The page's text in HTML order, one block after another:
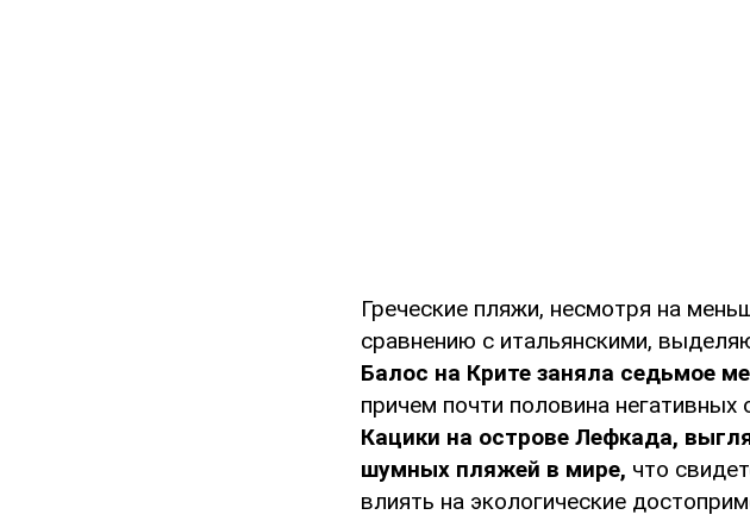
Греческие пляжи, несмотря на
сравнению с итальянскими,
Балос на Крите заняла седьмое
причем почти половина
Кацики на острове Лефкада,
шумных пляжей в мире, что
влиять на экологические